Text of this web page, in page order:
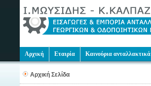
Αρχική Εταιρία Καινούρια ανταλλακτικά
Αρχική Σελίδα